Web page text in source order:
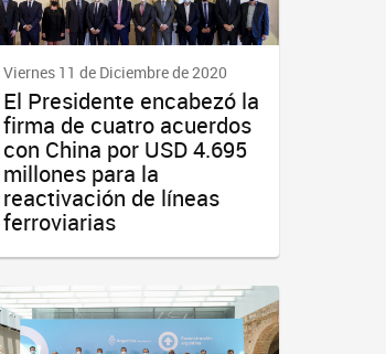
Viernes 11 de Diciembre de 2020
El Presidente encabezó la
firma de cuatro acuerdos
con China por USD 4.695
millones para la
reactivación de líneas
ferroviarias